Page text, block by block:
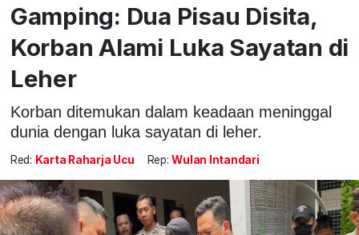
Gamping: Dua Pisau Disita,
Korban Alami Luka Sayatan di
Leher
Korban ditemukan dalam keadaan meninggal
dunia dengan luka sayatan di leher.
Red: Karta Raharja Ucu Rep: Wulan Intandari